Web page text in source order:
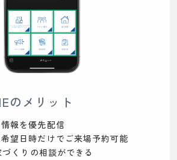
のメリット
報を優先配信
望日時だけでご来場予約可能
くりの相談ができる